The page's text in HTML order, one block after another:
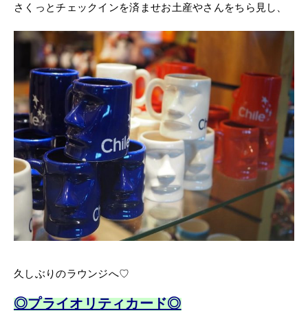
さくっとチェックインを済ませお土産やさんをちら見し、
久しぶりのラウンジへ♡
◎プライオリティカード◎